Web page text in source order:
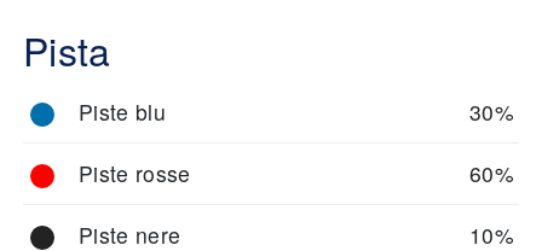
Pista
Piste blu 30%
Piste rosse 60%
Piste nere 10%